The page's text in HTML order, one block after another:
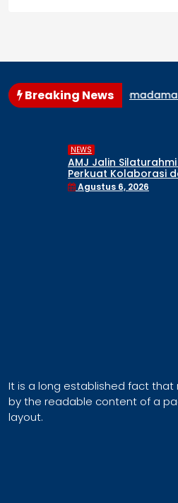
Breaking News
Pemadaman Masih
NEWS
AMJ Jalin Silaturahmi
Perkuat Kolaborasi
Informasi Publik
Agustus 6, 2026